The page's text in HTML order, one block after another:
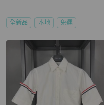
全新品 本地 免運